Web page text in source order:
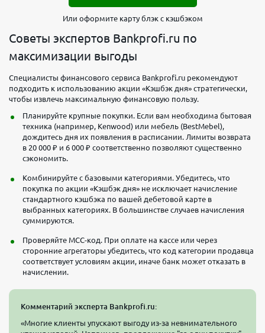
Или оформите карту блэк с кэшбэком
Советы экспертов Bankprofi.ru по
максимизации выгоды
Специалисты финансового сервиса Bankprofi.ru рекомендуют
подходить к использованию акции «Кэшбэк дня» стратегически,
чтобы извлечь максимальную финансовую пользу.
Планируйте крупные покупки. Если вам необходима бытовая
техника (например, Kenwood) или мебель (BestMebel),
дождитесь дня их появления в расписании. Лимиты возврата
в 20 000 ₽ и 6 000 ₽ соответственно позволяют существенно
сэкономить.
Комбинируйте с базовыми категориями. Убедитесь, что
покупка по акции «Кэшбэк дня» не исключает начисление
стандартного кэшбэка по вашей дебетовой карте в
выбранных категориях. В большинстве случаев начисления
суммируются.
Проверяйте MCC-код. При оплате на кассе или через
сторонние агрегаторы убедитесь, что код категории продавца
соответствует условиям акции, иначе банк может отказать в
начислении.
Комментарий эксперта Bankprofi.ru:
«Многие клиенты упускают выгоду из-за невнимательного